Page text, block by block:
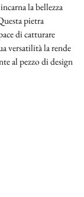
la bellezza
pietra
di catturare
versatilità la rende
al pezzo di design